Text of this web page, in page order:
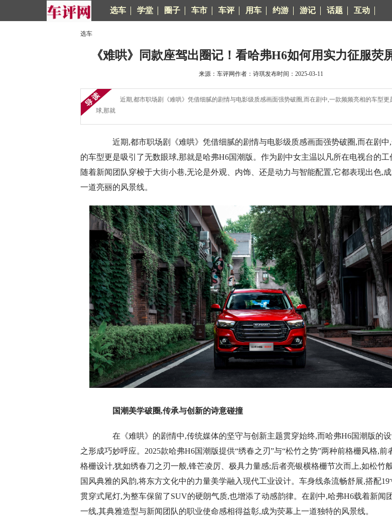
选车 学堂 圈子 车市 车评 用车 约游 游记 话题 互动
选车
《难哄》同款座驾出圈记！看哈弗H6如何用实力征服荧
来源：车评网作者：诗琪发布时间：2025-03-11
近期,都市职场剧《难哄》凭借细腻的剧情与电影级质感画面强势破圈,而在剧中,一款频频亮相的车型更
球,那就
近期,都市职场剧《难哄》凭借细腻的剧情与电影级质感画面强势破圈,而在剧中,
的车型更是吸引了无数眼球,那就是哈弗H6国潮版。作为剧中女主温以凡所在电视台的工
随着新闻团队穿梭于大街小巷,无论是外观、内饰、还是动力与智能配置,它都表现出色,
一道亮丽的风景线。
国潮美学破圈,传承与创新的诗意碰撞
在《难哄》的剧情中,传统媒体的坚守与创新主题贯穿始终,而哈弗H6国潮版的
之形成巧妙呼应。2025款哈弗H6国潮版提供“绣春之刃”与“松竹之势”两种前格栅风格,前
格栅设计,犹如绣春刀之刃一般,锋芒凌厉、极具力量感;后者亮银横格栅节次而上,如松竹
国风典雅的风韵,将东方文化中的力量美学融入现代工业设计。车身线条流畅舒展,搭配
贯穿式尾灯,为整车保留了SUV的硬朗气质,也增添了动感韵律。在剧中,哈弗H6载着新闻
一线,其典雅造型与新闻团队的职业使命感相得益彰,成为荧幕上一道独特的风景线。